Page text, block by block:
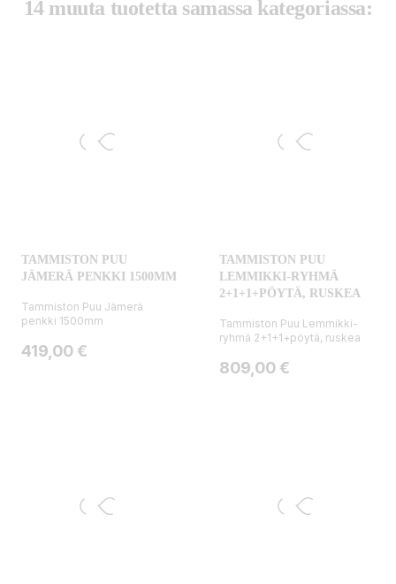
14 muuta tuotetta samassa kategoriassa:
TAMMISTON PUU
JÄMERÄ PENKKI 1500MM
Tammiston Puu Jämerä
penkki 1500mm
Hinta
419,00 €
TAMMISTON PUU
LEMMIKKI-RYHMÄ
2+1+1+PÖYTÄ, RUSKEA
Tammiston Puu Lemmikki-
ryhmä 2+1+1+pöytä, ruskea
Hinta
809,00 €